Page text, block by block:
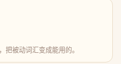
把被动词汇变成能用的。